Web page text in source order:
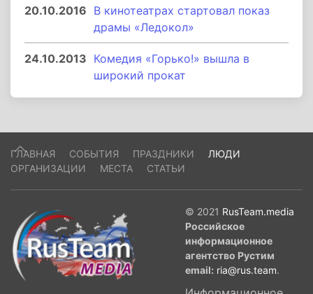
20.10.2016 В кинотеатрах стартовал показ
драмы «Ледокол»
24.10.2013 Комедия «Горько!» вышла в
широкий прокат
ГЛАВНАЯ СОБЫТИЯ ПРАЗДНИКИ
ЛЮДИ
ОРГАНИЗАЦИИ
МЕСТА СТАТЬИ
© 2021 RusTeam.media
Российское
информационное
агентство Рустим
email: ria@rus.team.